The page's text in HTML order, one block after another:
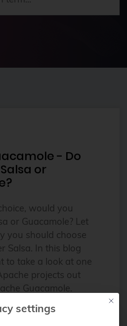
Proxmox
- Do
or
would you
or Guacamole? Let
you should choose
Salsa. In this blog
to take a look at one
projects out
Guacamole.
run a web based
Mit
settings